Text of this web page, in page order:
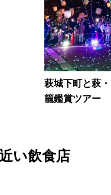
萩城下町と萩
籠鑑賞ツアー
い飲食店